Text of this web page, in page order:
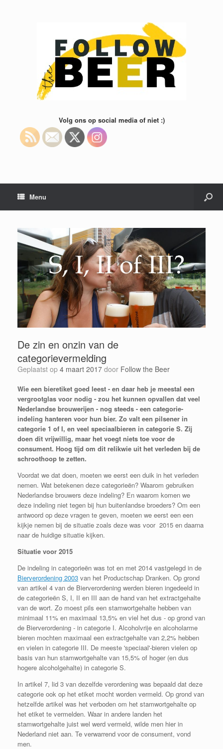
Volg ons op social media of niet :)
Menu
De zin en onzin van de
categorievermelding
Geplaatst op 4 maart 2017 door Follow the Beer
Wie een bieretiket goed leest - en daar heb je meestal een
vergrootglas voor nodig - zou het kunnen opvallen dat veel
Nederlandse brouwerijen - nog steeds - een categorie-
indeling hanteren voor hun bier. Zo valt een pilsener in
categorie 1 of I, en veel speciaalbieren in categorie S. Zij
doen dit vrijwillig, maar het voegt niets toe voor de
consument. Hoog tijd om dit relikwie uit het verleden bij de
schroothoop te zetten.
Voordat we dat doen, moeten we eerst een duik in het verleden
nemen. Wat betekenen deze categorieën? Waarom gebruiken
Nederlandse brouwers deze indeling? En waarom komen we
deze indeling niet tegen bij hun buitenlandse broeders? Om een
antwoord op deze vragen te geven, moeten we eerst een een
kijkje nemen bij de situatie zoals deze was voor 2015 en daarna
naar de huidige situatie kijken.
Situatie voor 2015
De indeling in categorieën was tot en met 2014 vastgelegd in de
Bierverordening 2003 van het Productschap Dranken. Op grond
van artikel 4 van de Bierverordening werden bieren ingedeeld in
de categorieën S, I, II en III aan de hand van het extractgehalte
van de wort. Zo moest pils een stamwortgehalte hebben van
minimaal 11% en maximaal 13,5% en viel het dus - op grond van
de Bierverordening - in categorie I. Alcoholvrije en alcoholarme
bieren mochten maximaal een extractgehalte van 2,2% hebben
en vielen in categorie III. De meeste 'speciaal'-bieren vielen op
basis van hun stamwortgehalte van 15,5% of hoger (en dus
hogere alcoholgehalte) in categorie S.
In artikel 7, lid 3 van dezelfde verordening was bepaald dat deze
categorie ook op het etiket mocht worden vermeld. Op grond van
hetzelfde artikel was het verboden om het stamwortgehalte op
het etiket te vermelden. Waar in andere landen het
stamwortgehalte juist wel werd vermeld, wilde men hier in
Nederland niet aan. Te verwarrend voor de consument, vond
men.